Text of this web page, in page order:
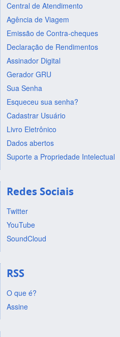
Central de Atendimento
Agência de Viagem
Emissão de Contra-cheques
Declaração de Rendimentos
Assinador Digital
Gerador GRU
Sua Senha
Esqueceu sua senha?
Cadastrar Usuário
Livro Eletrônico
Dados abertos
Suporte a Propriedade Intelectual
Redes Sociais
Twitter
YouTube
SoundCloud
RSS
O que é?
Assine